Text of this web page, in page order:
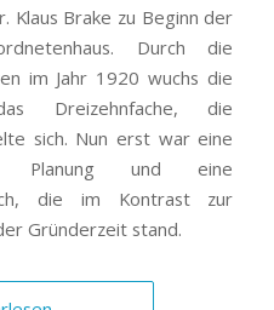
Klaus Brake zu Beginn der
Durch die
im Jahr 1920 wuchs die
Dreizehnfache, die
sich. Nun erst war eine
Planung und eine
die im Kontrast zur
Gründerzeit stand.